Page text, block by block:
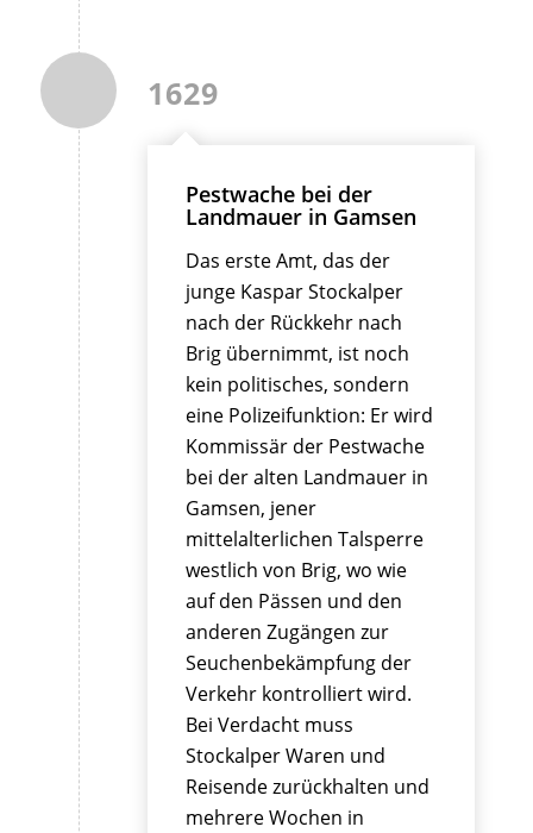
1629
Pestwache bei der
Landmauer in Gamsen
Das erste Amt, das der
junge Kaspar Stockalper
nach der Rückkehr nach
Brig übernimmt, ist noch
kein politisches, sondern
eine Polizeifunktion: Er wird
Kommissär der Pestwache
bei der alten Landmauer in
Gamsen, jener
mittelalterlichen Talsperre
westlich von Brig, wo wie
auf den Pässen und den
anderen Zugängen zur
Seuchenbekämpfung der
Verkehr kontrolliert wird.
Bei Verdacht muss
Stockalper Waren und
Reisende zurückhalten und
mehrere Wochen in